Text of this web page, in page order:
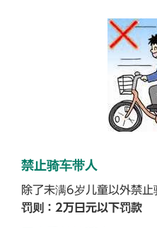
禁止骑车带人
除了未满6岁儿童以外禁止
罚则：2万日元以下罚款